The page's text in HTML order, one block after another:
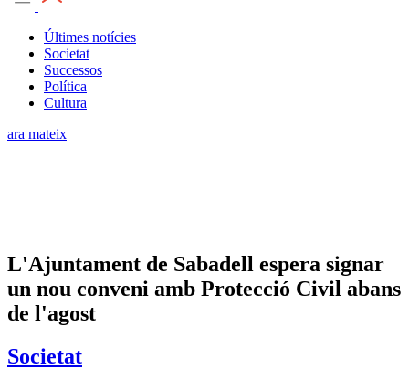
Últimes notícies
Societat
Successos
Política
Cultura
ara mateix
L'Ajuntament de Sabadell espera signar
un nou conveni amb Protecció Civil abans
de l'agost
Societat